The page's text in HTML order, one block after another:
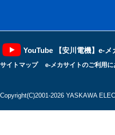
YouTube 【安川電機】e-メ
サイトマップ e-メカサイトのご利用に
Copyright(C)2001‐2026 YASKAWA